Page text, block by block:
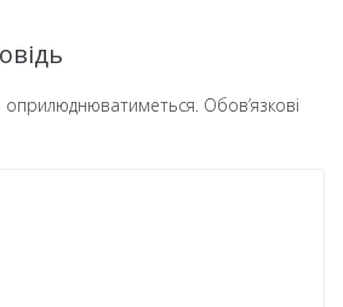
Обов’язкові